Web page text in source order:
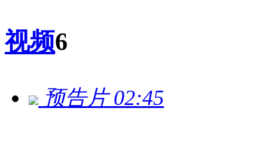
视频6
预告片 02:45